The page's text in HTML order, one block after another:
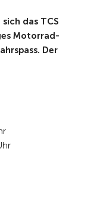
das TCS
Motorrad-
Der